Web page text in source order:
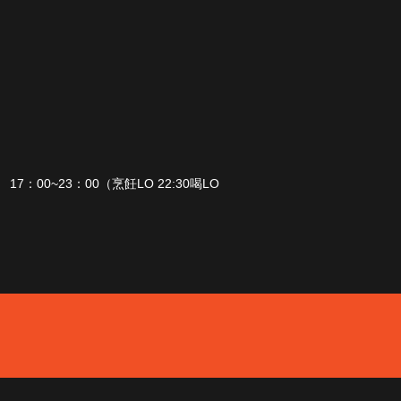
17：00~23：00（烹飪LO 22:30喝LO